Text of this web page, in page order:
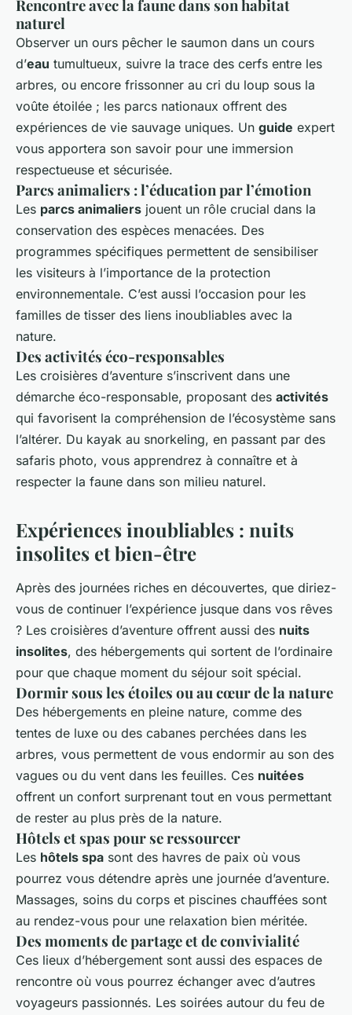
Rencontre avec la faune dans son habitat
naturel
Observer un ours pêcher le saumon dans un cours
d’eau tumultueux, suivre la trace des cerfs entre les
arbres, ou encore frissonner au cri du loup sous la
voûte étoilée ; les parcs nationaux offrent des
expériences de vie sauvage uniques. Un guide expert
vous apportera son savoir pour une immersion
respectueuse et sécurisée.
Parcs animaliers : l’éducation par l’émotion
Les parcs animaliers jouent un rôle crucial dans la
conservation des espèces menacées. Des
programmes spécifiques permettent de sensibiliser
les visiteurs à l’importance de la protection
environnementale. C’est aussi l’occasion pour les
familles de tisser des liens inoubliables avec la
nature.
Des activités éco-responsables
Les croisières d’aventure s’inscrivent dans une
démarche éco-responsable, proposant des activités
qui favorisent la compréhension de l’écosystème sans
l’altérer. Du kayak au snorkeling, en passant par des
safaris photo, vous apprendrez à connaître et à
respecter la faune dans son milieu naturel.
Expériences inoubliables : nuits
insolites et bien-être
Après des journées riches en découvertes, que diriez-
vous de continuer l’expérience jusque dans vos rêves
? Les croisières d’aventure offrent aussi des nuits
insolites, des hébergements qui sortent de l’ordinaire
pour que chaque moment du séjour soit spécial.
Dormir sous les étoiles ou au cœur de la nature
Des hébergements en pleine nature, comme des
tentes de luxe ou des cabanes perchées dans les
arbres, vous permettent de vous endormir au son des
vagues ou du vent dans les feuilles. Ces nuitées
offrent un confort surprenant tout en vous permettant
de rester au plus près de la nature.
Hôtels et spas pour se ressourcer
Les hôtels spa sont des havres de paix où vous
pourrez vous détendre après une journée d’aventure.
Massages, soins du corps et piscines chauffées sont
au rendez-vous pour une relaxation bien méritée.
Des moments de partage et de convivialité
Ces lieux d’hébergement sont aussi des espaces de
rencontre où vous pourrez échanger avec d’autres
voyageurs passionnés. Les soirées autour du feu de